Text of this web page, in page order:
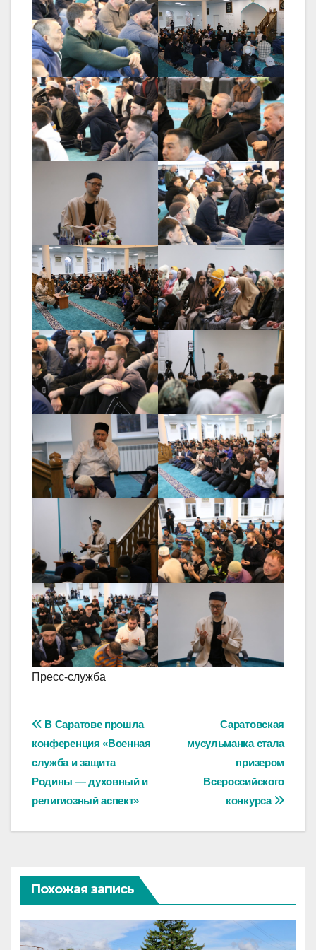
Пресс-служба
Навигация
по
записям
Саратовская
мусульманка стала
призером
Всероссийского
конкурса
В Саратове прошла
конференция «Военная
служба и защита
Родины — духовный и
религиозный аспект»
Похожая запись